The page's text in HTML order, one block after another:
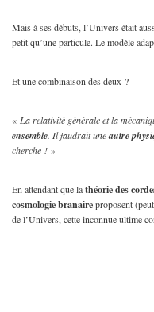
Mais à ses débuts, l’Univers était
petit qu’une particule. Le modèle
Et une combinaison des deux ?
« La relativité générale et la
ensemble. Il faudrait uneautre
cherche ! »
En attendant que lathéorie des
cosmologie branaireproposent
de l’Univers, cette inconnue ultime